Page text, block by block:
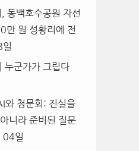
동백호수공원 자선
만 원 성황리에 전
누군가가 그립다
와 청문회: 진실을
니라 준비된 질문
04일